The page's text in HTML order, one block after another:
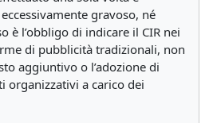
gravoso, né
è l’obbligo di indicare il CIR nei
di pubblicità tradizionali, non
aggiuntivo o l’adozione di
organizzativi a carico dei